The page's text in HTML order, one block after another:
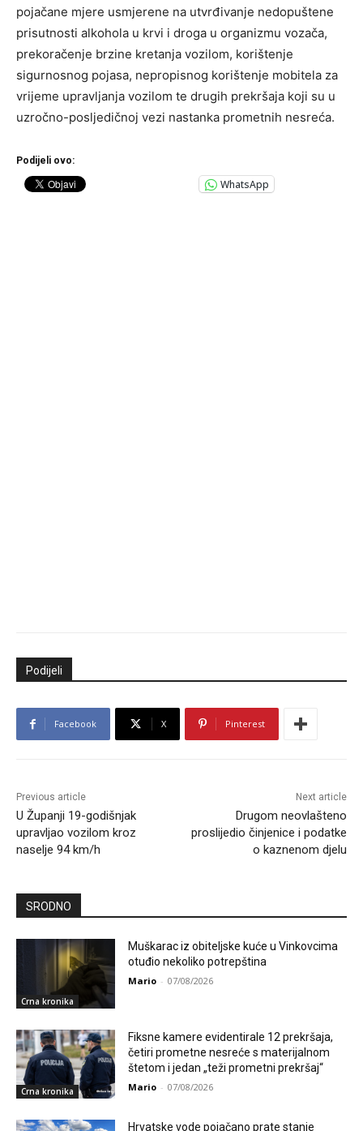
pojačane mjere usmjerene na utvrđivanje nedopuštene
prisutnosti alkohola u krvi i droga u organizmu vozača,
prekoračenje brzine kretanja vozilom, korištenje
sigurnosnog pojasa, nepropisnog korištenje mobitela za
vrijeme upravljanja vozilom te drugih prekršaja koji su u
uzročno-posljedičnoj vezi nastanka prometnih nesreća.
Podijeli ovo:
WhatsApp
Podijeli
Facebook X Pinterest
Previous article
U Županji 19-godišnjak
upravljao vozilom kroz
naselje 94 km/h
Next article
Drugom neovlašteno
proslijedio činjenice i podatke
o kaznenom djelu
SRODNO
Crna kronika
Muškarac iz obiteljske kuće u Vinkovcima
otuđio nekoliko potrepština
Mario - 07/08/2026
Crna kronika
Fiksne kamere evidentirale 12 prekršaja,
četiri prometne nesreće s materijalnom
štetom i jedan „teži prometni prekršaj“
Mario - 07/08/2026
Hrvatske vode pojačano prate stanje